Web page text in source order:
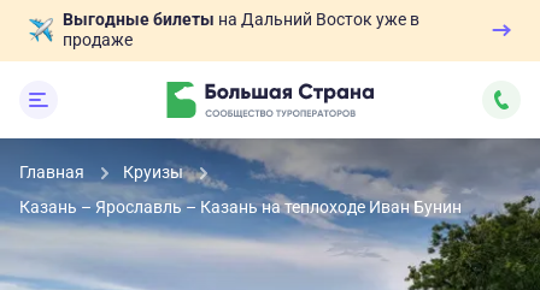
Выгодные билеты на Дальний Восток уже в
продаже
Главная
Круизы
Казань – Ярославль – Казань на теплоходе Иван Бунин